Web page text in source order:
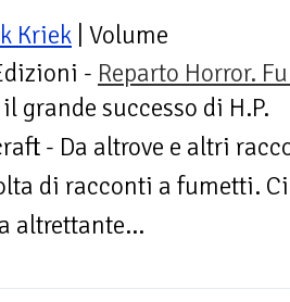
Kriek | Volume
- Reparto Horror.
grande successo di H.P.
- Da altrove e altri
di racconti a fumetti.
altrettante...